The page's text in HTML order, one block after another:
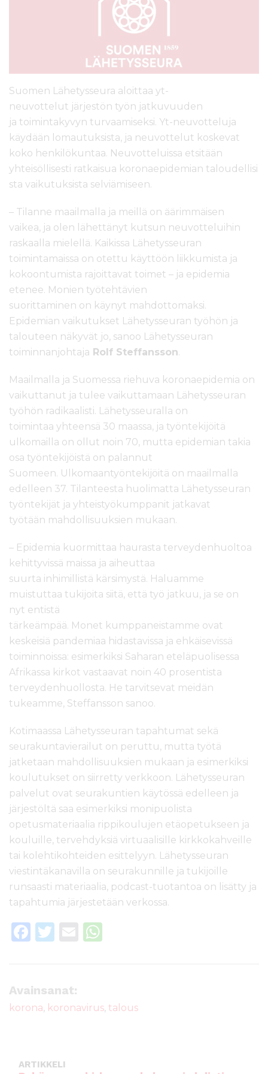
Suomen Lähetysseura aloittaa yt-
neuvottelut järjestön työn jatkuvuuden
ja toimintakyvyn turvaamiseksi. Yt-neuvotteluja
käydään lomautuksista, ja neuvottelut koskevat
koko henkilökuntaa. Neuvotteluissa etsitään
yhteisöllisesti ratkaisua koronaepidemian taloudellisi
sta vaikutuksista selviämiseen.
– Tilanne maailmalla ja meillä on äärimmäisen
vaikea, ja ol en lähettänyt kutsun neuvottelui hin
raskaalla mielellä. Kaikissa Lähetysseuran
toimintamaissa on otettu käyttöön liikkumista ja
kokoontumista rajoittavat toimet – ja epidemia
etenee. Monien työtehtävien
suorittaminen on käynyt mahdottomaksi.
Epidemian vaikutukset Lähetysseuran työ hön ja
talouteen näkyvät jo, sanoo Lähetysseuran
toiminnanjohtaja Rolf Steffansson.
Maailmalla ja Suomessa riehuva koronaepidemia on
vaikuttanut ja tulee vaikuttamaan Lähetysseuran
työhön radikaalisti. Lähetysseuralla on
toimintaa yhteensä 30 maassa, ja työntekijöitä
ulkomailla on ollut noin 70, mutta epidemian takia
osa työntekijöistä on palannut
Suomeen. Ulkomaantyöntekijöitä on maailmalla
edelleen 37. Tilanteesta huolimatta Lähetysseuran
työntekijät ja yhteistyökumppanit jatkavat
työtään mahdollisuuksien mukaan.
– Epidemia kuormittaa haurasta terveydenhuoltoa
kehittyvissä maissa ja aiheuttaa
suurta inhimillistä kärsimystä. Haluamme
muistuttaa tukijoita siitä, että työ jatkuu, ja se on
nyt entistä
tärkeämpää. M onet kumppaneistamme ovat
keskeisiä pandemiaa hidastavissa ja ehkäisevissä
toiminnoissa: esimerkiksi Saharan eteläpuolisessa
Afrikassa kirkot vastaavat noin 40 prosentista
terveydenhuollosta. H e tarvitsevat meidän
tukeamme, Steffansson sanoo.
Kotimaassa Lähetysseuran tapahtumat sekä
seurakuntavierailut on peruttu, mutta työtä
jatketaan mahdollisuuksien mukaan ja esimerkiksi
koulutukset on siirretty verkkoon. Lähetysseuran
palvelut ovat seurakuntien käytössä edelleen ja
järjestöltä saa esimerkiksi monipuolista
opetusmateriaalia rippikoulujen etäopetukseen ja
kouluille, tervehdyksiä virtuaalisille kirkkokahveille
tai kolehtikohteiden esittelyyn. Lähetysseuran
viestintäkanavilla on seurakunnille ja tukijoille
runsaasti materiaalia, podcast-tuotantoa on lisätty ja
tapahtumia järjestetään verkossa.
F
e
b
k
T
te
r
E
A
Avainsanat:
korona, koronavirus, talous
ARTIKKELI